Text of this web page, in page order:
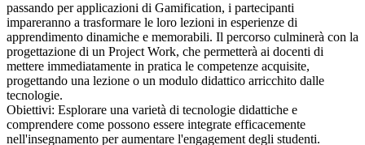
passando per applicazioni di Gamification, i partecipanti
impareranno a trasformare le loro lezioni in esperienze di
apprendimento dinamiche e memorabili. Il percorso culminerà con la
progettazione di un Project Work, che permetterà ai docenti di
mettere immediatamente in pratica le competenze acquisite,
progettando una lezione o un modulo didattico arricchito dalle
tecnologie.
Obiettivi: Esplorare una varietà di tecnologie didattiche e
comprendere come possono essere integrate efficacemente
nell'insegnamento per aumentare l'engagement degli studenti.